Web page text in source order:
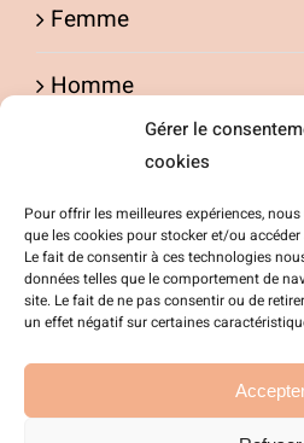
Gérer le
cookies
Pour offrir les meilleures expériences,
que les cookies pour stocker et/ou
Le fait de consentir à ces technologies
données telles que le comportement de
site. Le fait de ne pas consentir ou de
un effet négatif sur certaines
page
du
produit
Femme
Homme
Prix
min
max
Filtrer